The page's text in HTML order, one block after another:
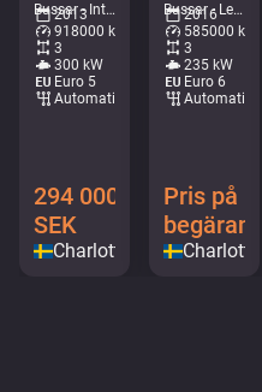
Bussar - Intercitybuss • M144-5936
2013
918000 km
3
300 kW
Euro 5
Automatisk
294 000
SEK
Charlottenberg
Bussar - Ledbuss • M079-2348
2016
585000 km
3
235 kW
Euro 6
Automatisk
Pris på
begäran